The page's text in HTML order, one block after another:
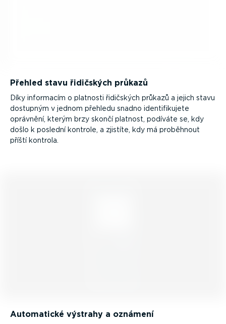
Přehled stavu řidičských průkazů
Díky informacím o platnosti řidičských průkazů a jejich stavu
dostupným v jednom přehledu snadno identi­fi­kujete
oprávnění, kterým brzy skončí platnost, podíváte se, kdy
došlo k poslední kontrole, a zjistíte, kdy má proběhnout
příští kontrola.
Automatické výstrahy a oznámení